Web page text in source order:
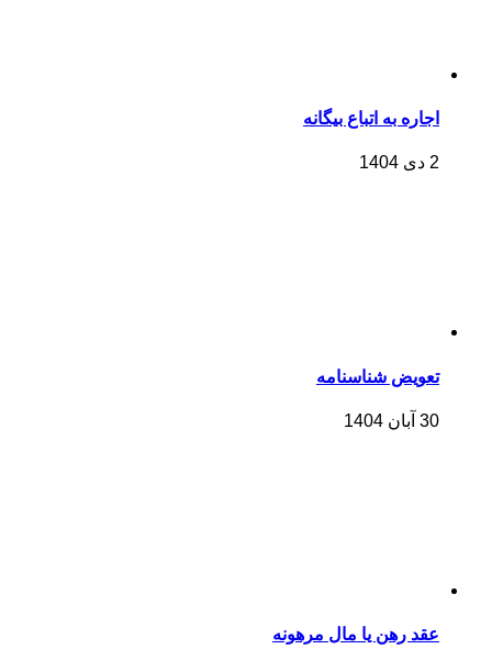
اجاره به اتباع بیگانه
2 دی 1404
تعویض شناسنامه
30 آبان 1404
عقد رهن یا مال مرهونه